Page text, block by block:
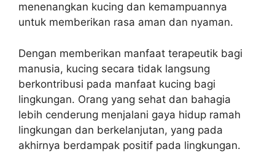
menenangkan kucing dan kemampuannya
untuk memberikan rasa aman dan nyaman.
Dengan memberikan manfaat terapeutik bagi
manusia, kucing secara tidak langsung
berkontribusi pada manfaat kucing bagi
lingkungan. Orang yang sehat dan bahagia
lebih cenderung menjalani gaya hidup ramah
lingkungan dan berkelanjutan, yang pada
akhirnya berdampak positif pada lingkungan.